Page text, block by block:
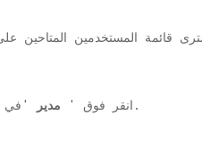
13. انقر فوق ' مدير 'في الزاوية اليسرى السفلية.